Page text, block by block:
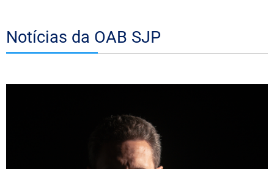
Notícias da OAB SJP